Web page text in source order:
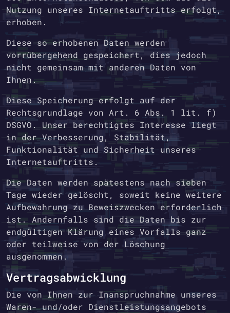
Nutzung unseres Internetauftritts erfolgt,
erhoben.
Diese so erhobenen Daten werden
vorrübergehend gespeichert, dies jedoch
nicht gemeinsam mit anderen Daten von
Ihnen.
Diese Speicherung erfolgt auf der
Rechtsgrundlage von Art. 6 Abs. 1 lit. f)
DSGVO. Unser berechtigtes Interesse liegt
in der Verbesserung, Stabilität,
Funktionalität und Sicherheit unseres
Internetauftritts.
Die Daten werden spätestens nach sieben
Tage wieder gelöscht, soweit keine weitere
Aufbewahrung zu Beweiszwecken erforderlich
ist. Andernfalls sind die Daten bis zur
endgültigen Klärung eines Vorfalls ganz
oder teilweise von der Löschung
ausgenommen.
Vertragsabwicklung
Die von Ihnen zur Inanspruchnahme unseres
Waren- und/oder Dienstleistungsangebots